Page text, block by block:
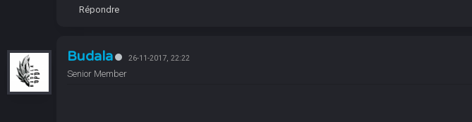
Répondre
Budala 26-11-2017, 22:22
Senior Member